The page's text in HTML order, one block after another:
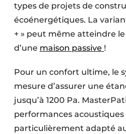
types de projets de
écoénergétiques. La
+ » peut même atteindre le
d’une maison passive !
Pour un confort ultime, le
mesure d’assurer une
jusqu’à 1200 Pa.
performances
particulièrement adapté